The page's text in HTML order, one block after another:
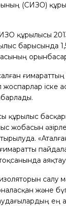
(СИЗО)
құрылысы
барысында
іске
құрылыс
жобасын
салу
және
ең